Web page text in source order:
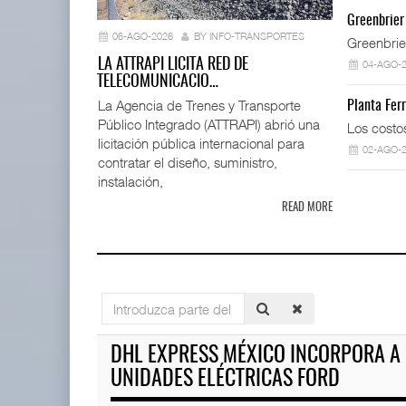
06-AGO-2026 BY INFO-TRANSPORTES
LA ATTRAPI LICITA RED DE
TELECOMUNICACIO…
La Agencia de Trenes y Transporte
Público Integrado (ATTRAPI) abrió una
licitación pública internacional para
contratar el diseño, suministro,
instalación,
READ MORE
04-AGO-
Planta
Los
02-AGO-
Introduzca
parte
del
título
DHL EXPRESS MÉXICO INCORPORA
UNIDADES ELÉCTRICAS FORD
AMANAC, treinta y nueve años
navegando el cam ...
05 AGO 2026
TMAZ eleva 77% movimiento de
carga suelta y s ...
05 AGO 2026
La
06 AGO
05 AGO 2026
APM Terminals incrementa
05 AGO 2026